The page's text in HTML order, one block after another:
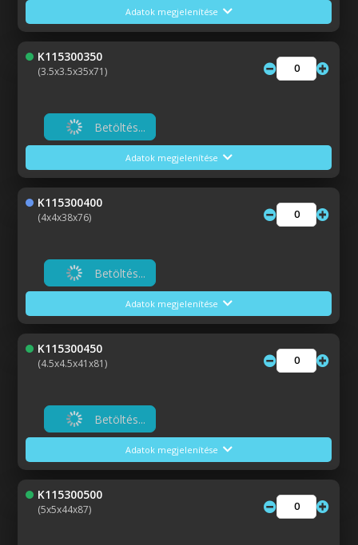
Adatok megjelenítése
K115300350
(3.5x3.5x35x71)
Betöltés...
Adatok megjelenítése
K115300400
(4x4x38x76)
Betöltés...
Adatok megjelenítése
K115300450
(4.5x4.5x41x81)
Betöltés...
Adatok megjelenítése
K115300500
(5x5x44x87)